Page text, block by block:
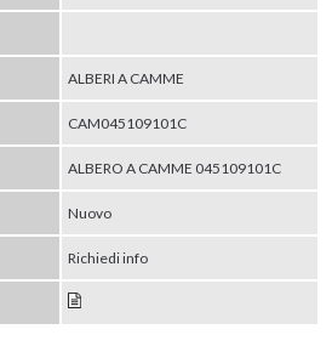
ALBERI A CAMME
CAM045109101C
ALBERO A CAMME 045109101C
Nuovo
Richiedi info